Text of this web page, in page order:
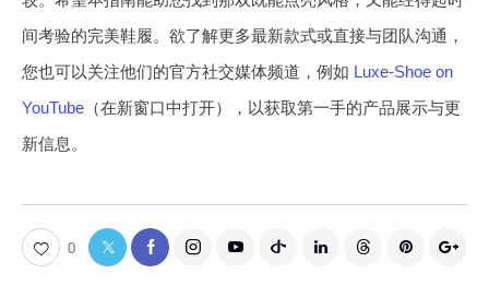
间考验的完美鞋履。欲了解更多最新款式或直接与团队沟通，
您也可以关注他们的官方社交媒体频道，例如 Luxe-Shoe on
YouTube （在新窗口中打开），以获取第一手的产品展示与更
新信息。
0